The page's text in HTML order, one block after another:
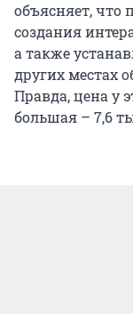
объясняет, что
создания
а также
других местах
Правда, цена у
большая – 7,6